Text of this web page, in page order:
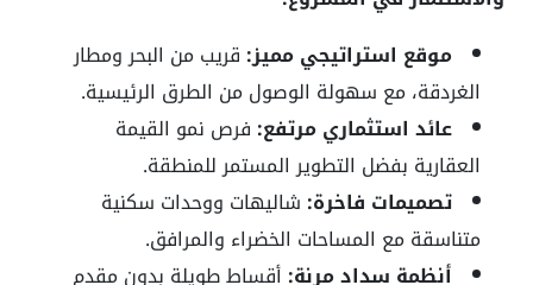
موقع استراتيجي مميز: قريب من البحر ومطار
الغردقة، مع سهولة الوصول من الطرق الرئيسية.
عائد استثماري مرتفع: فرص نمو القيمة
العقارية بفضل التطوير المستمر للمنطقة.
تصميمات فاخرة: شاليهات ووحدات سكنية
متناسقة مع المساحات الخضراء والمرافق.
أنظمة سداد مرنة: أقساط طويلة بدون مقدم